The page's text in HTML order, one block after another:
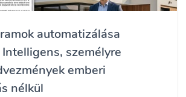
automatizálása
személyre
emberi
nélkül